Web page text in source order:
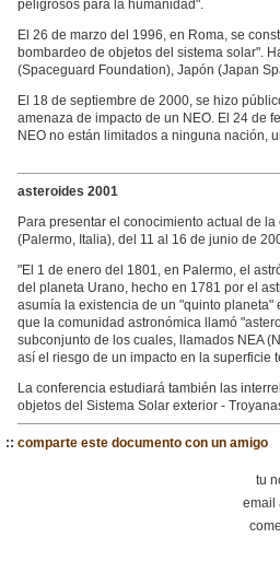
peligrosos para la humanidad".
El 26 de marzo del 1996, en Roma, se
bombardeo de objetos del sistema solar".
(Spaceguard Foundation), Japón (Japan
El 18 de septiembre de 2000, se hizo
amenaza de impacto de un NEO. El 24 de
NEO no están limitados a ninguna nación,
asteroides 2001
Para presentar el conocimiento actual de
(Palermo, Italia), del 11 al 16 de junio de
"El 1 de enero del 1801, en Palermo, el
del planeta Urano, hecho en 1781 por el
asumía la existencia de un "quinto
que la comunidad astronómica llamó
subconjunto de los cuales, llamados NEA
así el riesgo de un impacto en la superficie
La conferencia estudiará también las
objetos del Sistema Solar exterior -
:: comparte este documento con un amigo
tu
email